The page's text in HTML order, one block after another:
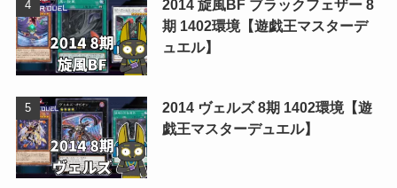
2014 旋風BF ブラックフェザー 8
期 1402環境【遊戯王マスターデ
ュエル】
2014 ヴェルズ 8期 1402環境【遊
戯王マスターデュエル】